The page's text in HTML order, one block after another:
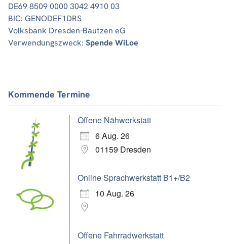
DE69 8509 0000 3042 4910 03
BIC: GENODEF1DRS
Volksbank Dresden-Bautzen eG
Verwendungszweck: Spende WiLoe
Kommende Termine
Offene Nähwerkstatt
6 Aug. 26
01159 Dresden
Online Sprachwerkstatt B1+/B2
10 Aug. 26
Offene Fahrradwerkstatt